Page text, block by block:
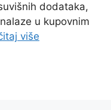
dodataka,
u kupovnim
više